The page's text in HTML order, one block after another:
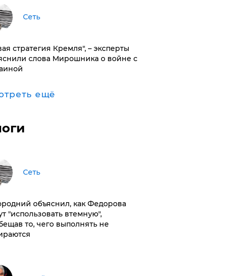
Сеть
стратегия Кремля", – эксперты
слова Мирошника о войне с
ещё
Сеть
объяснил, как Федорова
"использовать втемную",
то, чего выполнять не